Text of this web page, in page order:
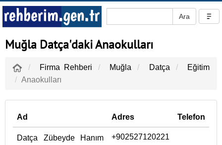
Muğla Datça'daki Anaokulları
Firma Rehberi Muğla Datça
Eğitim
Anaokulları
Ad Adres Telefon
Datça Zübeyde Hanım
+902527120221